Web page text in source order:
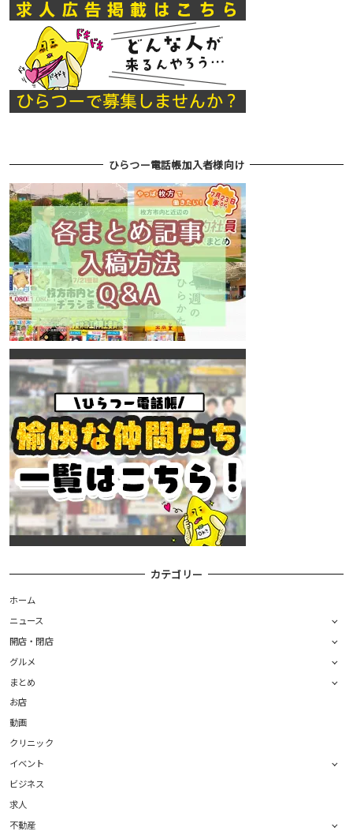
ひらつー電話帳加入者様向け
カテゴリー
ホーム
ニュース
開店・閉店
グルメ
まとめ
お店
動画
クリニック
イベント
ビジネス
求人
不動産